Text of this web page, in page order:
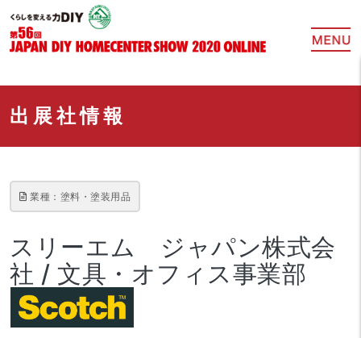
出展社情報
業種：塗料・塗装用品
スリーエム ジャパン株式会
社 / 文具・オフィス事業部